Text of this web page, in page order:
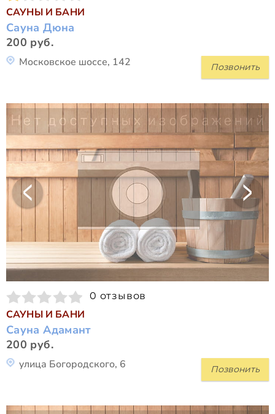
САУНЫ И БАНИ
Сауна Дюна
200 руб.
Позвонить
Московское шоссе, 142
0 отзывов
САУНЫ И БАНИ
Сауна Адамант
200 руб.
Позвонить
улица Богородского, 6